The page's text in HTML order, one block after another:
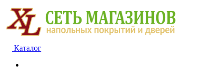
Каталог